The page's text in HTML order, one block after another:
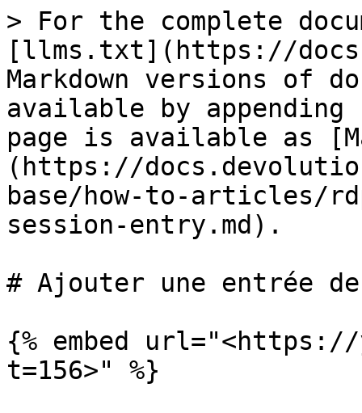
> For the complete
[llms.txt](https://
Markdown versions of
available by
page is available as
(https://
base/how-to-articles/
session-entry.md).
# Ajouter une entrée de
{% embed url="<https://
t=156>" %}